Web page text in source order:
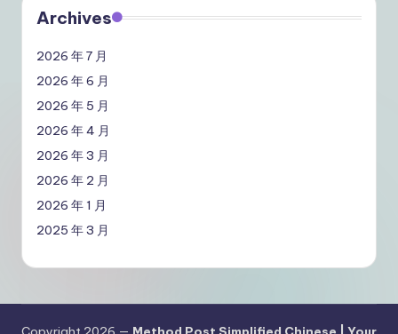
Archives
2026 年 7 月
2026 年 6 月
2026 年 5 月
2026 年 4 月
2026 年 3 月
2026 年 2 月
2026 年 1 月
2025 年 3 月